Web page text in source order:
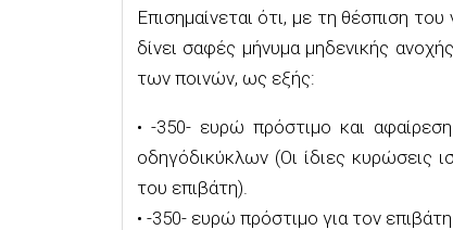
Επισημαίνεται ότι, με τη θέσπιση
δίνει σαφές μήνυμα μηδενικής
των ποινών, ως εξής:
• -350- ευρώ πρόστιμο και
οδηγόδικύκλων (Οι ίδιες κυρώσεις
του επιβάτη).
• -350- ευρώ πρόστιμο για τον επιβάτη